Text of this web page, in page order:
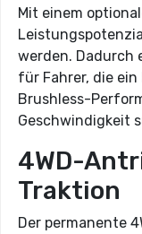
Mit einem
werden. Dadurch
für Fahrer, die
Brushless-
Geschwindigkeit
4WD-
Traktion
Der permanente